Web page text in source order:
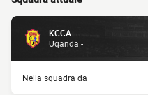
KCCA
Uganda -
Nella squadra da